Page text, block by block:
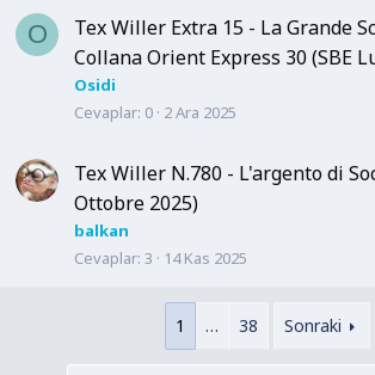
O
Tex Willer Extra 15 - La Grande
Collana Orient Express 30 (SBE
Osidi
Cevaplar 0 2 Ara 2025
Tex Willer N.780 - L'argento di
Ottobre 2025)
balkan
Cevaplar 3 14 Kas 2025
1 … 38 Sonraki